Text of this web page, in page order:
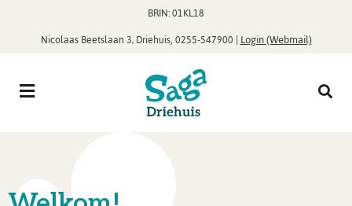
BRIN: 01KL18
Nicolaas Beetslaan 3, Driehuis,0255-547900 |Login (Webmail)